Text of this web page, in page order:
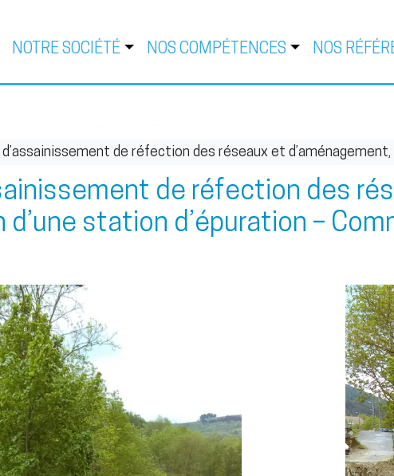
NOTRE SOCIÉTÉ NOS COMPÉTENCES NOS
d’assainissement de réfection des réseaux et
de réfection des
station d’épuration –